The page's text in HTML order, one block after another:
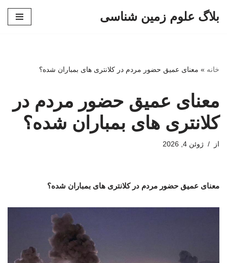
بلاگ علوم زمین شناسی
خانه » معنای عمیق حضور مردم در کلانتری های بمباران شده؟
معنای عمیق حضور مردم در
کلانتری های بمباران شده؟
از ژوئن 4, 2026
معنای عمیق حضور مردم در کلانتری های بمباران شده؟